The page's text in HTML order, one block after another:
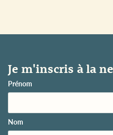
Je m'inscris à la
Prénom
Nom